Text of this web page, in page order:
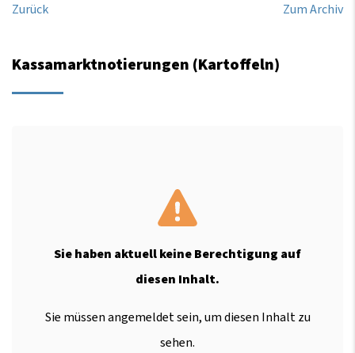
Zurück Zum Archiv
Kassamarktnotierungen (Kartoffeln)
Sie haben aktuell keine Berechtigung auf
diesen Inhalt.
Sie müssen angemeldet sein, um diesen Inhalt zu
sehen.